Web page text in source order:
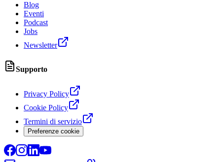
Blog
Eventi
Podcast
Jobs
Newsletter
Supporto
Privacy Policy
Cookie Policy
Termini di servizio
Preferenze cookie